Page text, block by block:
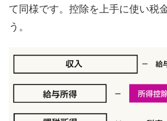
て同様です。控除を上手に使い税
う。